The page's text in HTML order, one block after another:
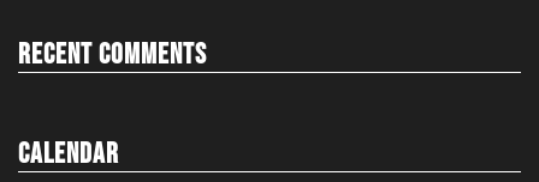
Recent Comments
Calendar